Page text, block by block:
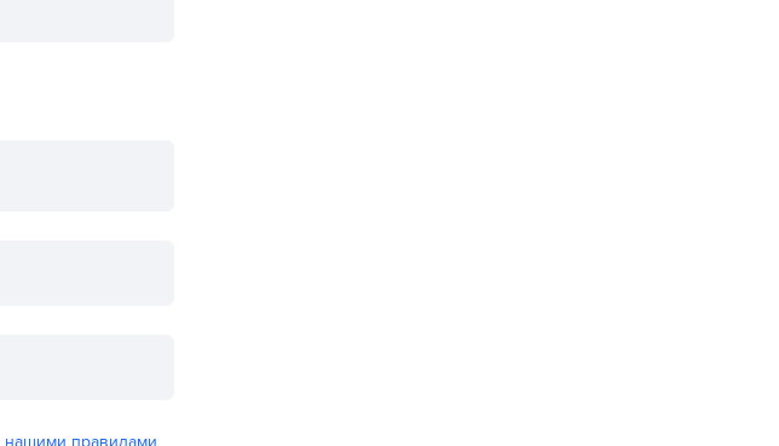
нашими правилами